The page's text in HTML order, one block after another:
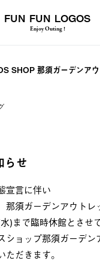
FUN FUN LOGOS
Enjoy Outing !
SHOP 那須ガーデンア
らせ
宣言に伴い
那須ガーデンアウトレ
まで臨時休館とさせ
ショップ那須ガーデン
だきます。